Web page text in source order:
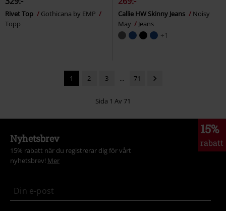
Rivet Top
Gothicana by EMP
Topp
Callie HW Skinny Jeans
Noisy
May
Jeans
+1
1 2 3 ... 71
Sida 1 Av 71
15%
rabatt
Nyhetsbrev
15% rabatt när du registrerar dig för vårt
nyhetsbrev! Mer